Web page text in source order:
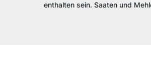
enthalten sein. Saaten und